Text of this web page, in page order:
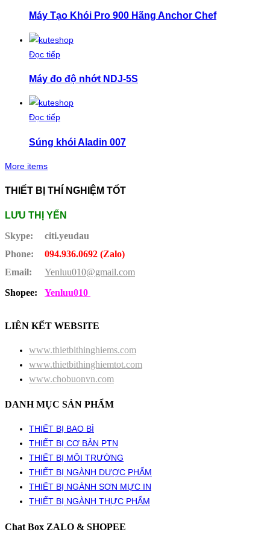
Máy Tạo Khói Pro 900 Hãng Anchor Chef
Đọc tiếp
Máy đo độ nhớt NDJ-5S
Đọc tiếp
Súng khói Aladin 007
More items
THIẾT BỊ THÍ NGHIỆM TỐT
LƯU THỊ YẾN
Skype:
citi.yeudau
Phone:
094.936.0692 (Zalo)
Email:
Yenluu010@gmail.com
Shopee:
Yenluu010
LIÊN KẾT WEBSITE
www.thietbithinghiems.com
www.thietbithinghiemtot.com
www.chobuonvn.com
DANH MỤC SẢN PHẨM
THIẾT BỊ BAO BÌ
THIẾT BỊ CƠ BẢN PTN
THIẾT BỊ MÔI TRƯỜNG
THIẾT BỊ NGÀNH DƯỢC PHẨM
THIẾT BỊ NGÀNH SƠN MỰC IN
THIẾT BỊ NGÀNH THỰC PHẨM
Chat Box ZALO & SHOPEE